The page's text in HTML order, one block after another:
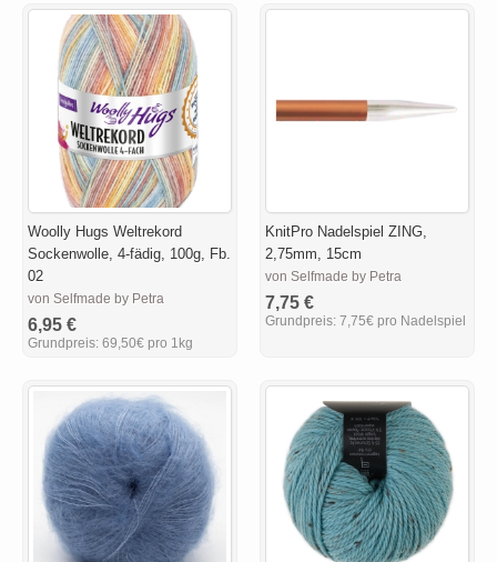
Woolly Hugs Weltrekord
Sockenwolle, 4-fädig, 100g, Fb.
02
von Selfmade by Petra
6,95 €
Grundpreis: 69,50€ pro 1kg
KnitPro Nadelspiel ZING,
2,75mm, 15cm
von Selfmade by Petra
7,75 €
Grundpreis: 7,75€ pro Nadelspiel